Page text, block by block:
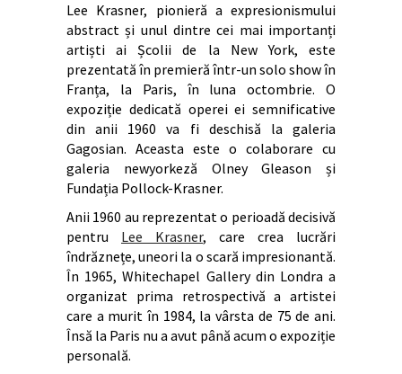
Lee Krasner, pionieră a expresionismului
abstract și unul dintre cei mai importanți
artiști ai Școlii de la New York, este
prezentată în premieră într-un solo show în
Franța, la Paris, în luna octombrie. O
expoziție dedicată operei ei semnificative
din anii 1960 va fi deschisă la galeria
Gagosian. Aceasta este o colaborare cu
galeria newyorkeză Olney Gleason și
Fundația Pollock-Krasner.
Anii 1960 au reprezentat o perioadă decisivă
pentru Lee Krasner, care crea lucrări
îndrăznețe, uneori la o scară impresionantă.
În 1965, Whitechapel Gallery din Londra a
organizat prima retrospectivă a artistei
care a murit în 1984, la vârsta de 75 de ani.
Însă la Paris nu a avut până acum o expoziție
personală.